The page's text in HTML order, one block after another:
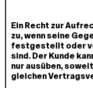
Ein Recht zur
zu, wenn seine
festgestellt oder
sind. Der Kunde
nur ausüben,
gleichen